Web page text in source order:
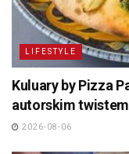
LIFESTYLE
Kuluary by Pizza
autorskim twistem
2026-08-06